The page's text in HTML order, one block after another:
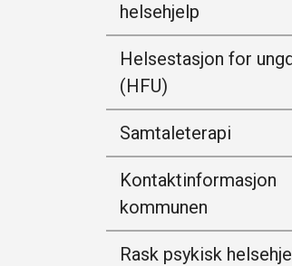
helsehjelp
Helsestasjon for
(HFU)
Samtaleterapi
Kontaktinformasjon
kommunen
Rask psykisk